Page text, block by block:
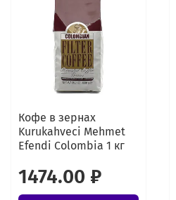
Кофе в зернах
Kurukahveci Mehmet
Efendi Colombia 1 кг
1474.00 ₽